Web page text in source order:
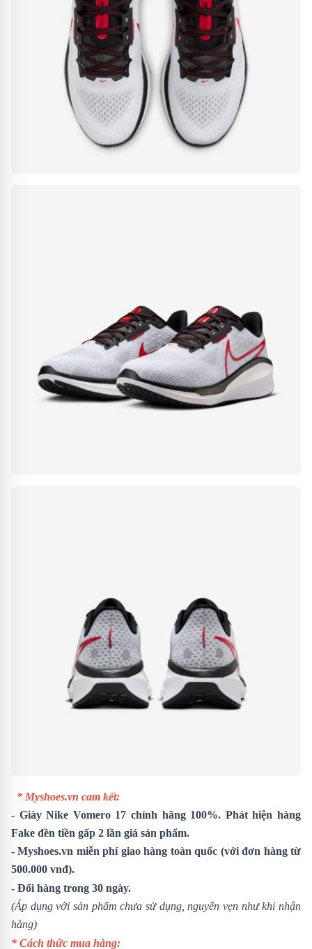
* Myshoes.vn cam kết:
- Giày Nike Vomero 17 chính hãng 100%. Phát hiện hàng
Fake đền tiền gấp 2 lần giá sản phẩm.
- Myshoes.vn miễn phí giao hàng toàn quốc (với đơn hàng từ
500.000 vnđ).
- Đổi hàng trong 30 ngày.
(Áp dụng với sản phẩm chưa sử dụng, nguyên vẹn như khi nhận
hàng)
* Cách thức mua hàng: